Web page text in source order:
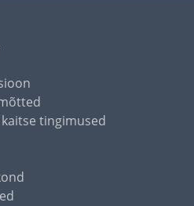
tingimused